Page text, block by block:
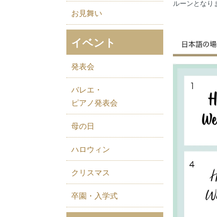
お見舞い
イベント
発表会
バレエ・
ピアノ発表会
母の日
ハロウィン
クリスマス
卒園・入学式
ルーンとなり